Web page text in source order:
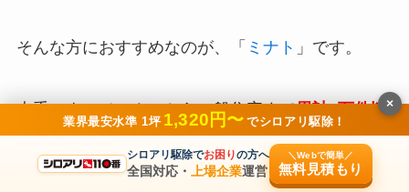
そんな方におすすめなのが、「 ミナト 」です。
大手ハウスメーカーから一般住宅まで累計8万件以
上の施工実績を持ち、金沢市百坂町の北陸営業所
から石川県全域に最短30分での駆けつけ対応を行
業界最安水準 1坪 1,320円〜 でシロアリ駆除！
シロアリ駆除でお困りの方へ
全国対応・ 上場企業運営
＼Webで簡単／
無料見積もり
×